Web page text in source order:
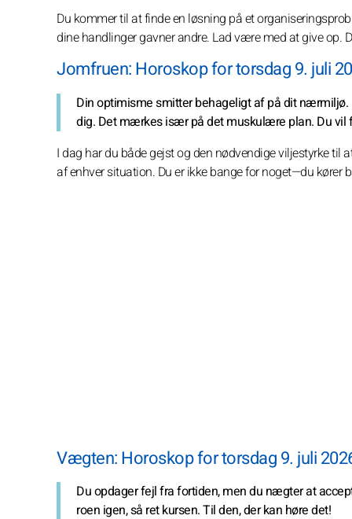
Du kommer til at finde en løsning på et
dine handlinger gavner andre. Lad være med at give op.
Jomfruen: Horoskop for torsdag 9. juli
Din optimisme smitter behageligt af på dit
dig. Det mærkes især på det muskulære plan. Du vil
I dag har du både gejst og den nødvendige viljestyrke til
af enhver situation. Du er ikke bange for noget—du kører
Vægten: Horoskop for torsdag 9. juli
Du opdager fejl fra fortiden, men du nægter at
roen igen, så ret kursen. Til den, der kan høre det!